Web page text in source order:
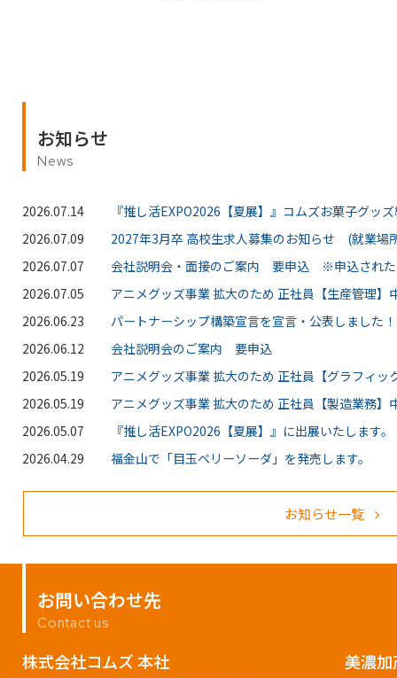
お知らせ
News
2026.07.14
『推し活EXPO2026【夏展】』コムズお菓子グッ
2026.07.09
2027年3月卒 高校生求人募集のお知らせ (就業場
2026.07.07
会社説明会・面接のご案内 要申込 ※申込された
2026.07.05
アニメグッズ事業 拡大のため 正社員【生産管理】
2026.06.23
パートナーシップ構築宣言を宣言・公表しました！
2026.06.12
会社説明会のご案内 要申込
2026.05.19
アニメグッズ事業 拡大のため 正社員【グラフィッ
2026.05.19
アニメグッズ事業 拡大のため 正社員【製造業務】
2026.05.07
『推し活EXPO2026【夏展】』に出展いたします。
2026.04.29
福金山で「目玉ベリーソーダ」を発売します。
お知らせ一覧
お問い合わせ先
Contact us
株式会社コムズ 本社 美濃